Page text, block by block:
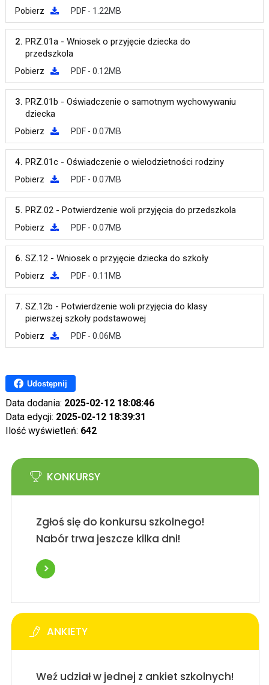
Pobierz PDF - 1.22MB
2. PRZ.01a - Wniosek o przyjęcie dziecka do
przedszkola
Pobierz PDF - 0.12MB
3. PRZ.01b - Oświadczenie o samotnym wychowywaniu
dziecka
Pobierz PDF - 0.07MB
4. PRZ.01c - Oświadczenie o wielodzietności rodziny
Pobierz PDF - 0.07MB
5. PRZ.02 - Potwierdzenie woli przyjęcia do przedszkola
Pobierz PDF - 0.07MB
6. SZ.12 - Wniosek o przyjęcie dziecka do szkoły
Pobierz PDF - 0.11MB
7. SZ.12b - Potwierdzenie woli przyjęcia do klasy
pierwszej szkoły podstawowej
Pobierz PDF - 0.06MB
Udostępnij
Data dodania: 2025-02-12 18:08:46
Data edycji: 2025-02-12 18:39:31
Ilość wyświetleń: 642
KONKURSY
Zgłoś się do konkursu szkolnego!
Nabór trwa jeszcze kilka dni!
ANKIETY
Weź udział w jednej z ankiet szkolnych!